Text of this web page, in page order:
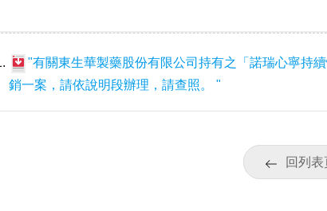
"有關東生華製藥股份有限公司持有之「諾瑞心寧持
銷一案，請依說明段辦理，請查照。 "
回列表